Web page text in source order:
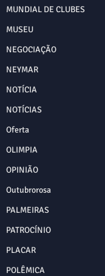
MUNDIAL DE CLUBES
MUSEU
NEGOCIAÇÃO
NEYMAR
NOTÍCIA
NOTÍCIAS
Oferta
OLIMPIA
OPINIÃO
Outubrorosa
PALMEIRAS
PATROCÍNIO
PLACAR
POLÊMICA